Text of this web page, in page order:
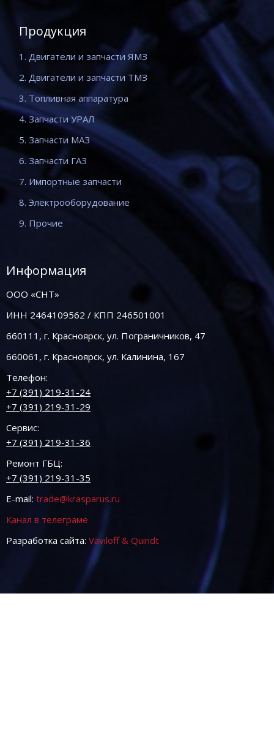
Продукция
1. Двигатели и запчасти ЯМЗ
2. Двигатели и запчасти ТМЗ
3. Топливная аппаратура
4. Запчасти УРАЛ
5. Запчасти МАЗ
6. Запчасти ГАЗ
7. Импортные запчасти
8. Электрооборудование
9. Прочие
Информация
ООО «СНТ»
ИНН 2464109562 / КПП 246501001
660111, г. Красноярск, ул. Пограничников, 47
660061, г. Красноярск, ул. Калинина, 167
Телефон:
+7 (391) 219-31-24
+7 (391) 219-31-29
Сервис:
+7 (391) 219-31-36
Ремонт ГБЦ:
+7 (391) 219-31-35
E-mail: trade@krasparus.ru
Канал в телеграме
Разработка сайта: Vaviloff & Quindt